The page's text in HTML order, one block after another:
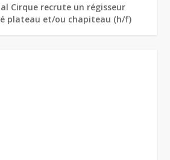
Cirque recrute un régisseur
plateau et/ou chapiteau (h/f)